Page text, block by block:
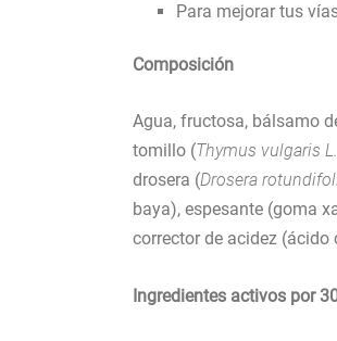
Para mejorar tus
Composición
Agua, fructosa, bálsamo
tomillo (Thymus vulgaris L.
drosera (Drosera
baya), espesante (goma
corrector de acidez
Ingredientes activos por